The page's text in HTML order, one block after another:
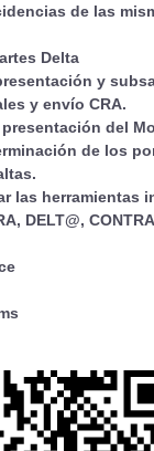
de las
Delta
y
y envío CRA.
del
de los
las herramientas
DELT@,